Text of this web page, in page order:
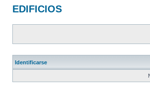
EDIFICIOS
Identificarse